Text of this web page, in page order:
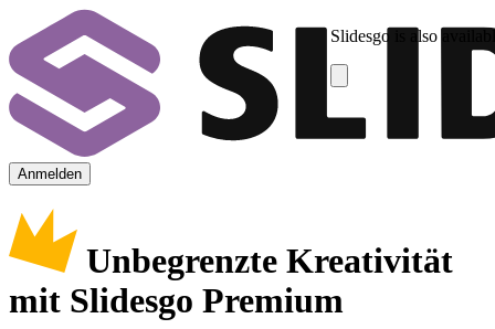
Slidesgo is also
Anmelden
Unbegrenzte Kreativität
mit Slidesgo Premium